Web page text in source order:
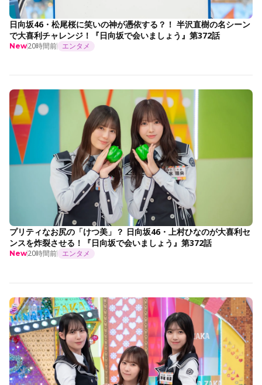
日向坂46・松尾桜に笑いの神が憑依する？！ 半沢直樹の名シーン
で大喜利チャレンジ！『日向坂で会いましょう』第372話
New20時間前 エンタメ
プリティなお尻の「けつ美」？ 日向坂46・上村ひなのが大喜利セ
ンスを炸裂させる！『日向坂で会いましょう』第372話
New20時間前 エンタメ